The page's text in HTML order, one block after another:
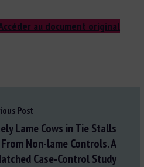
au document original
Post
Lame Cows in Tie Stalls
Non-lame Controls. A
Case-Control Study